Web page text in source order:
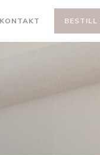
BESTILL